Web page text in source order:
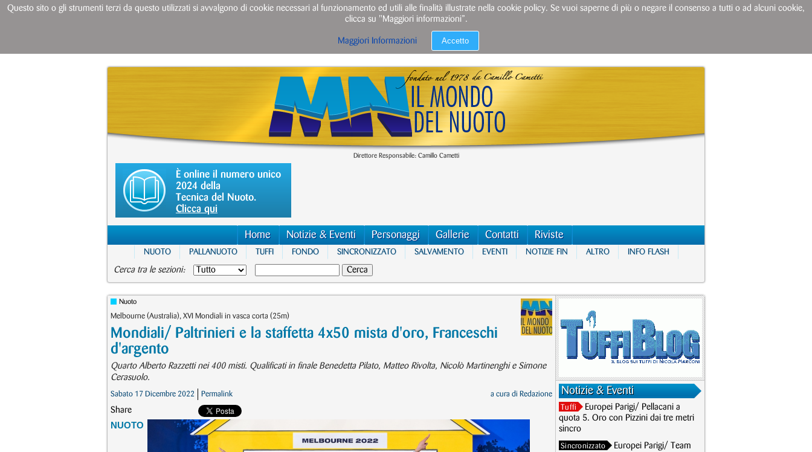
Direttore Responsabile: Camillo Cametti
È online il numero unico
2024 della
Tecnica del Nuoto.
Clicca qui
Home Notizie & Eventi Personaggi Gallerie Contatti Riviste
NUOTO PALLANUOTO TUFFI FONDO SINCRONIZZATO SALVAMENTO EVENTI NOTIZIE FIN ALTRO INFO FLASH
Cerca tra le sezioni:
Nuoto
Melbourne (Australia), XVI Mondiali in vasca corta (25m)
Mondiali/ Paltrinieri e la staffetta 4x50 mista d'oro, Franceschi
d'argento
Quarto Alberto Razzetti nei 400 misti. Qualificati in finale Benedetta Pilato, Matteo Rivolta, Nicolò Martinenghi e Simone
Cerasuolo.
Sabato 17 Dicembre 2022 Permalink a cura di Redazione
Share
NUOTO
Notizie & Eventi
Tuffi
Europei Parigi/ Pellacani a
quota 5. Oro con Pizzini dai tre metri
sincro
Sincronizzato
Europei Parigi/ Team
Questo sito o gli strumenti terzi da questo utilizzati si avvalgono di cookie necessari al funzionamento ed utili alle finalità illustrate nella cookie policy. Se vuoi saperne di più o negare il consenso a tutti o ad alcuni cookie,
clicca su "Maggiori informazioni”.
Maggiori Informazioni Accetto